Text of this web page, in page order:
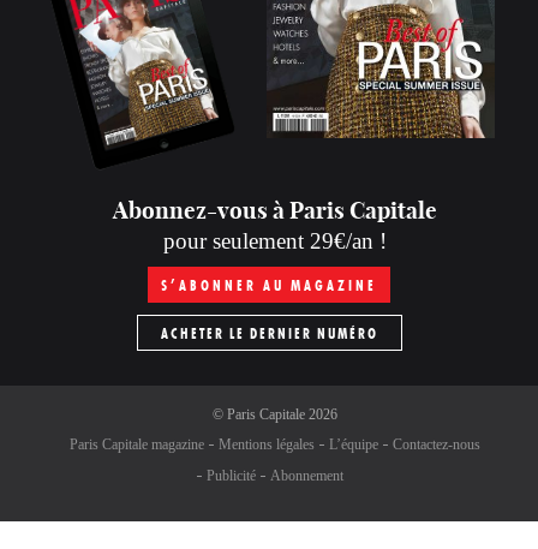
Abonnez-vous à Paris Capitale
pour seulement 29€/an !
S’ABONNER AU MAGAZINE
ACHETER LE DERNIER NUMÉRO
© Paris Capitale2026
Paris Capitale magazine
Mentions légales L’équipe
Contactez-nous
Publicité
Abonnement